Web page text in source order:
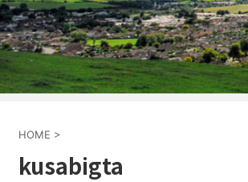
HOME >
kusabigta